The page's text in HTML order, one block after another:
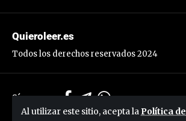
Al utilizar este sitio, acepta la Política de
Síguenos:
Quieroleer.es
Todos los derechos reservados 2024